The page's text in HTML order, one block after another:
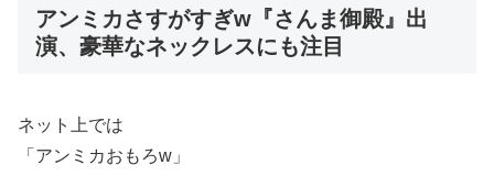
アンミカさすがすぎw『さんま御殿』出
演、豪華なネックレスにも注目
ネット上では
「アンミカおもろw」